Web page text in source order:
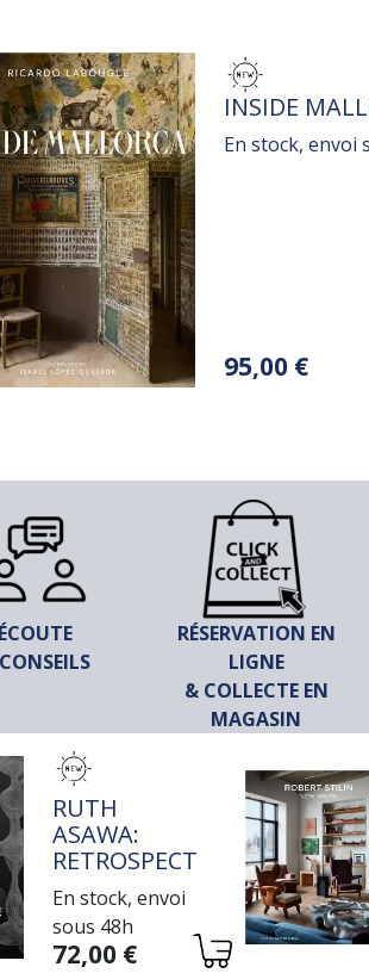
TITRE
INSIDE
En stock, envoi
Variations
95,00 €
ÉCOUTE
RÉSERVATION EN
LIGNE
& COLLECTE EN
MAGASIN
TITRE
RUTH
ASAWA:
RETROSPECTIVE
En stock, envoi
sous 48h
Variations
72,00 €